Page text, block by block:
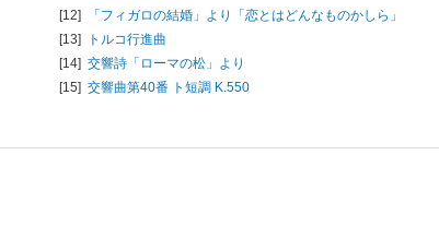
[12]
「フィガロの結婚」より「恋とはどんなものかしら」
[13]
トルコ行進曲
[14] 交響詩「ローマの松」より
[15] 交響曲第40番 ト短調 K.550